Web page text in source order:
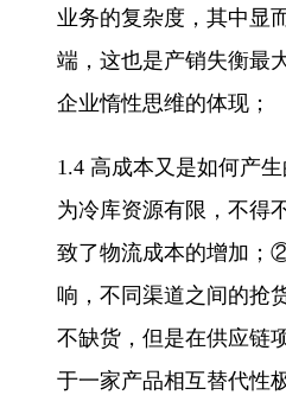
业务的复杂度，其中显
端，这也是产销失衡最
企业惰性思维的体现；
1.4 高成本又是如何产
为冷库资源有限，不得
致了物流成本的增加；
响，不同渠道之间的抢
不缺货，但是在供应链
于一家产品相互替代性